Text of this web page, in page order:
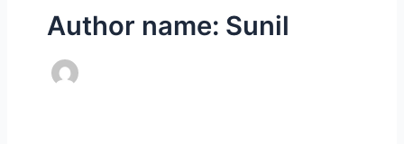
Author name: Sunil